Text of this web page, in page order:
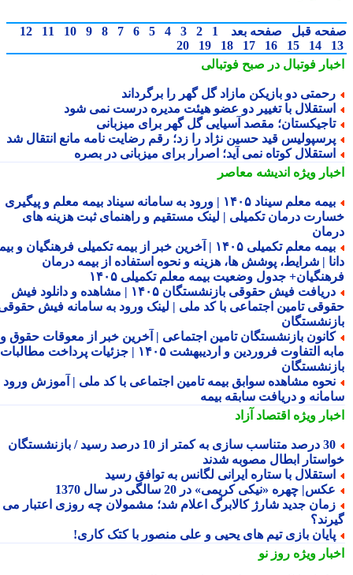
قبل صفحه بعد 1
2
3
4
5
6
7
8
9
10
11
12
14
15
16
17
18
19
20
فوتبال در صبح فوتبالی
دو بازیکن مازاد گل گهر را برگرداند
با تغییر دو عضو هیئت مدیره درست نمی شود
مقصد آسیایی گل گهر برای میزبانی
قید حسین نژاد را زد؛ رقم رضایت نامه مانع انتقال شد
کوتاه نمی آید؛ اصرار برای میزبانی در بصره
ویژهاندیشه معاصر
بیمه معلم سیناد ۱۴۰۵ | ورود به سامانه سیناد بیمه معلم و پیگیری
درمان تکمیلی | لینک مستقیم و راهنمای ثبت هزینه های
بیمه معلم تکمیلی ۱۴۰۵ | آخرین خبر از بیمه تکمیلی فرهنگیان و بیمه
| شرایط، پوشش ها، هزینه و نحوه استفاده از بیمه درمان
جدول وضعیت بیمه معلم تکمیلی ۱۴۰۵
دریافت فیش حقوقی بازنشستگان ۱۴۰۵ | مشاهده و دانلود فیش
تامین اجتماعی با کد ملی | لینک ورود به سامانه فیش حقوقی
بازنشستگان تامین اجتماعی | آخرین خبر از معوقات حقوق و
مابه التفاوت فروردین و اردیبهشت ۱۴۰۵ | جزئیات پرداخت مطالبات
مشاهده سوابق بیمه تامین اجتماعی با کد ملی | آموزش ورود به
و دریافت سابقه بیمه
ویژهاقتصاد آزاد
30 درصد متناسب سازی به کمتر از 10 درصد رسید / بازنشستگان
ابطال مصوبه شدند
با ستاره ایرانی لگانس به توافق رسید
چهره «نیکی کریمی» در 20 سالگی در سال 1370
جدید شارژ کالابرگ اعلام شد؛ مشمولان چه روزی اعتبار می
بازی تیم های یحیی و علی منصور با کتک کاری!
ویژهروز نو